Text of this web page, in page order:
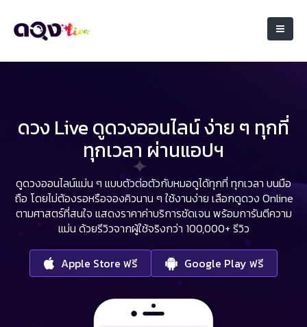
ดวง Live ดูดวงออนไลน์ ง่าย ๆ ทุกที่
ทุกเวลา ผ่านแอปฯ
ดูดวงออนไลน์แม่น ๆ แบบตัวต่อตัวกับหมอดูได้ทุกที่ ทุกเวลา บนมือ
ถือ โดยไม่ต้องรอหรือจองคิวนาน ๆ ใช้งานง่าย เลือกดูดวง Online
ตามศาสตร์ที่สนใจ แสดงราคาค่าบริการชัดเจน พร้อมการันตีความ
แม่น ด้วยรีวิวจากผู้ใช้จริงกว่า 100,000+ รีวิว
Apple Store ฟรี Google Play ฟรี